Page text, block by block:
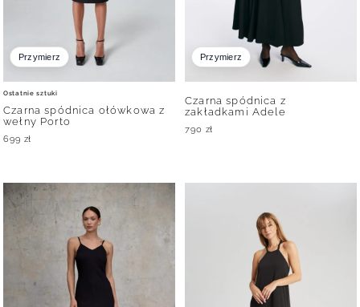
Przymierz
Czarna spódnica ołówkowa z
wełny Porto
699 zł
Ostatnie sztuki
Przymierz
Czarna spódnica z
zakładkami Adele
790 zł